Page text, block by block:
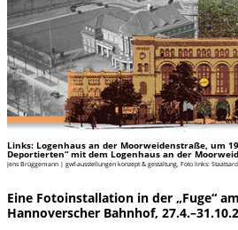
Links: Logenhaus an der Moorweidenstraße, um
Deportierten“ mit dem Logenhaus an der
Jens Brüggemann | gwf-ausstellungen konzept & gestaltung, Foto links:
Eine Fotoinstallation in der „Fuge“
Hannoverscher Bahnhof,